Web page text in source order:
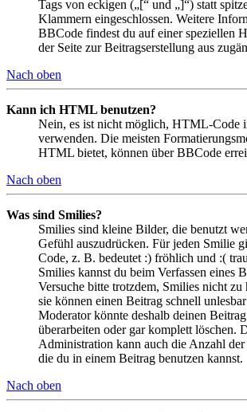
Tags von eckigen („[“ und „]“) statt
Klammern eingeschlossen. Weitere
BBCode findest du auf einer speziellen
der Seite zur Beitragserstellung aus
Nach oben
Kann ich HTML benutzen?
Nein, es ist nicht möglich, HTML-Code
verwenden. Die meisten
HTML bietet, können über BBCode
Nach oben
Was sind Smilies?
Smilies sind kleine Bilder, die benutzt
Gefühl auszudrücken. Für jeden Smilie
Code, z. B. bedeutet :) fröhlich und :(
Smilies kannst du beim Verfassen eines
Versuche bitte trotzdem, Smilies nicht zu
sie können einen Beitrag schnell
Moderator könnte deshalb deinen
überarbeiten oder gar komplett löschen.
Administration kann auch die Anzahl der
die du in einem Beitrag benutzen kannst.
Nach oben